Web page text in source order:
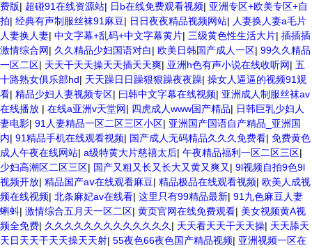
费版| 超碰91在线资源站| 日b在线免费观看视频| 亚洲专区+欧美专区+自
拍| 经典有声制服丝袜91麻豆| 日日夜夜精品视频网站| 人妻换人妻a毛片
人妻换人妻| 中文字幕+乱码+中文字幕黄片| 三级黄色性生活大片| 插插插
激情综合网| 久久精品少妇国语对白| 欧美日韩国产成人一区| 99久久精品
一区二区| 天天干天天操天天插天天爽| 亚洲h色有声小说在线收听网| 五
十路熟女俱乐部hd| 天天躁日日躁狠狠躁夜夜躁| 操女人逼逼的视频91观
看| 精品少妇人妻视频专区| 曰韩中文字幕在线视频| 亚洲成人制服丝袜av
在线播放 | 在线a亚洲v天堂网| 四虎成人www国产精品| 日韩巨乳少妇人
妻电影| 91人妻精品一区二区三区小区| 亚洲国产国语自产精品_亚洲国
内| 91精品手机在线观看视频| 国产成人无码精品久久久免费看| 免费黄色
成人午夜在线网站| a级特黄大片慈禧太后| 午夜精品福利一区二区三区|
少妇高潮区二区三区| 国产又粗又长又长大又黄又爽又 | 9l视频自拍9色9l
视频开放| 精品国产aⅴ在线观看麻豆| 精品极品在线观看视频| 欧美人成视
频在线视频| 北条麻妃av在线看| 这里只有99精品最新| 91九色麻豆人妻
蝌蚪| 激情综合五月天一区二区| 黄页官网在线免费观看| 美女视频黄A视
频全免费| 久久久久久久久久久久久久久 | 天天看天天干天天操| 天天舔天
天日天天干天天操天天射| 55夜色66夜色国产精品视频| 亚洲视频一区在